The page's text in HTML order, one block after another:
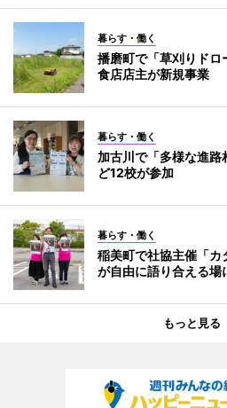
暮らす・働く
播磨町で「草刈りド
食店店主が新規事業
暮らす・働く
加古川で「多様な進
ど12校が参加
暮らす・働く
稲美町で社協主催「
が自由に語り合える場
もっと見る